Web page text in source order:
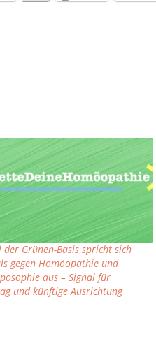
der Grünen-Basis spricht sich
gegen Homöopathie und
aus – Signal für
und künftige Ausrichtung